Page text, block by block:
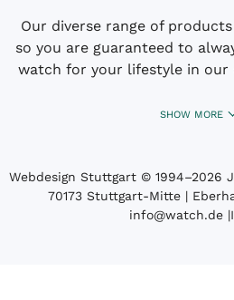
Our diverse range of
so you are guaranteed to
watch for your lifestyle in our
SHOW MORE
Webdesign Stuttgart © 1994­–2026
70173 Stuttgart-Mitte |
info@watch.de|